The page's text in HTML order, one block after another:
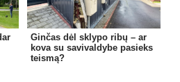
Ginčas dėl sklypo ribų – ar
kova su savivaldybe pasieks
teismą?